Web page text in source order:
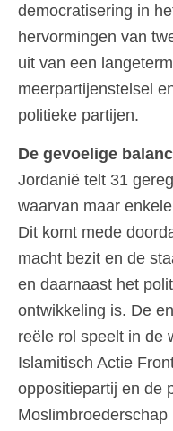
democratisering in
hervormingen van
uit van een
meerpartijenstelsel
politieke partijen.
De gevoelige
Jordanië telt 31
waarvan maar
Dit komt mede
macht bezit en de
en daarnaast het
ontwikkeling is. De
reële rol speelt in de
Islamitisch Actie
oppositiepartij en de
Moslimbroederschap